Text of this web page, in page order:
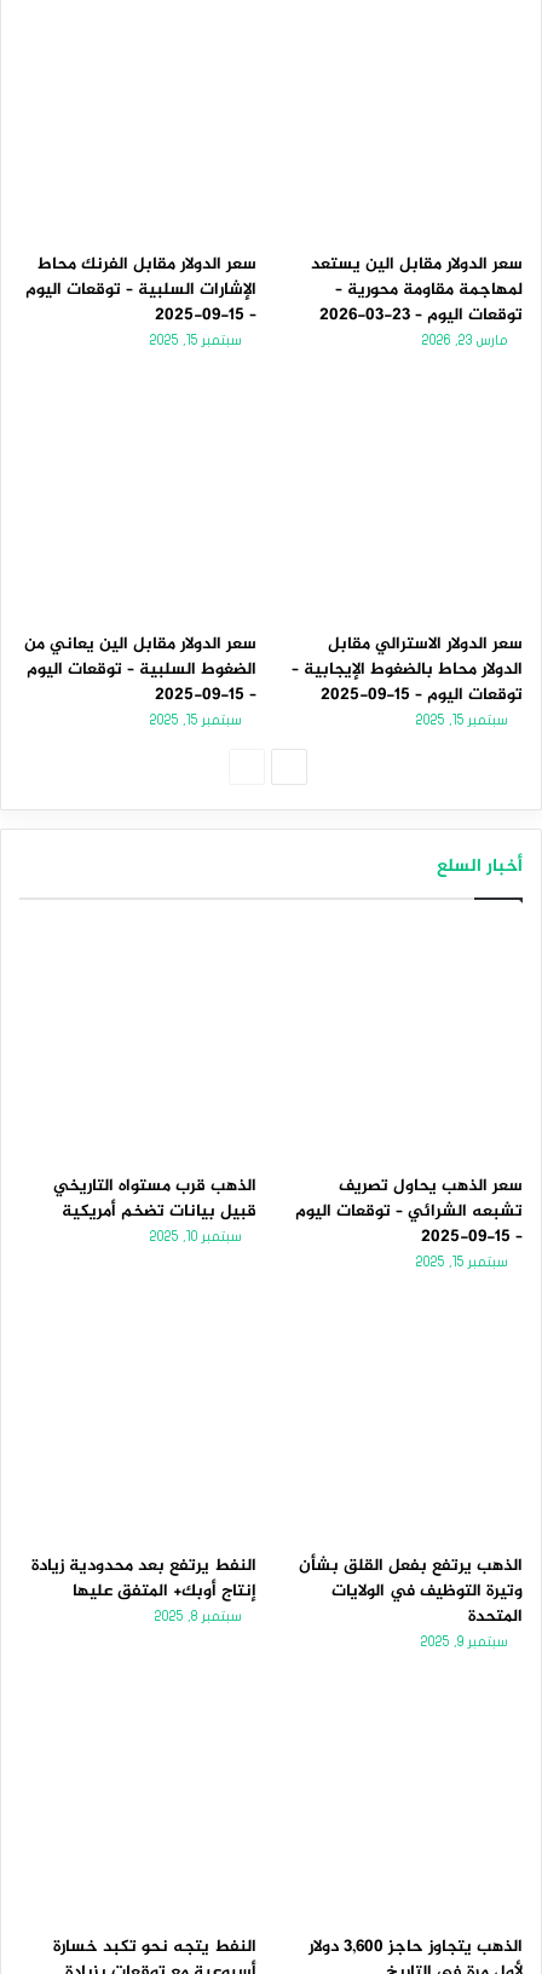
سعر الدولار مقابل الين يستعد
لمهاجمة مقاومة محورية –
توقعات اليوم – 23-03-2026
مارس 23, 2026
سعر الدولار مقابل الفرنك محاط
الإشارات السلبية – توقعات اليوم
– 15-09-2025
سبتمبر 15, 2025
سعر الدولار الاسترالي مقابل
الدولار محاط بالضغوط الإيجابية –
توقعات اليوم – 15-09-2025
سبتمبر 15, 2025
سعر الدولار مقابل الين يعاني من
الضغوط السلبية – توقعات اليوم
– 15-09-2025
سبتمبر 15, 2025
أخبار السلع
سعر الذهب يحاول تصريف
تشبعه الشرائي – توقعات اليوم
– 15-09-2025
سبتمبر 15, 2025
الذهب قرب مستواه التاريخي
قبيل بيانات تضخم أمريكية
سبتمبر 10, 2025
الذهب يرتفع بفعل القلق بشأن
وتيرة التوظيف في الولايات
المتحدة
سبتمبر 9, 2025
النفط يرتفع بعد محدودية زيادة
إنتاج أوبك+ المتفق عليها
سبتمبر 8, 2025
الذهب يتجاوز حاجز 3,600 دولار
النفط يتجه نحو تكبد خسارة